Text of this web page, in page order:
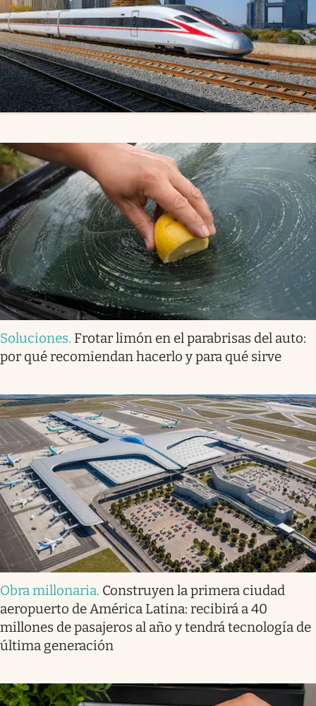
Soluciones. Frotar limón en el parabrisas del auto:
por qué recomiendan hacerlo y para qué sirve
Obra millonaria. Construyen la primera ciudad
aeropuerto de América Latina: recibirá a 40
millones de pasajeros al año y tendrá tecnología de
última generación